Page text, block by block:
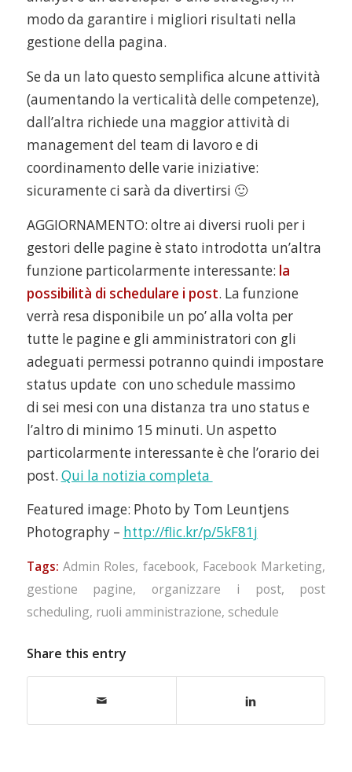
modo da garantire i migliori risultati nella
gestione della pagina.
Se da un lato questo semplifica alcune attività
(aumentando la verticalità delle competenze),
dall’altra richiede una maggior attività di
management del team di lavoro e di
coordinamento delle varie iniziative:
sicuramente ci sarà da divertirsi 🙂
AGGIORNAMENTO: oltre ai diversi ruoli per i
gestori delle pagine è stato introdotta un’altra
funzione particolarmente interessante: la
possibilità di schedulare i post. La funzione
verrà resa disponibile un po’ alla volta per
tutte le pagine e gli amministratori con gli
adeguati permessi potranno quindi impostare
status update con uno schedule massimo
di sei mesi con una distanza tra uno status e
l’altro di minimo 15 minuti. Un aspetto
particolarmente interessante è che l’orario dei
post. Qui la notizia completa
Featured image: Photo by Tom Leuntjens
Photography – http://flic.kr/p/5kF81j
Tags: Admin Roles, facebook, Facebook Marketing,
gestione pagine,organizzare i post, post
scheduling, ruoli amministrazione, schedule
Share this entry